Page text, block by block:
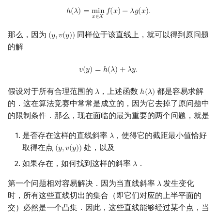
ℎ(𝜆) = min
𝑥∈𝑋 𝑓(𝑥) − 𝜆𝑔(𝑥).
h(λ) =minx∈Xf(x)− λ g(x).
那么，因为 (𝑦,𝑣(𝑦))
(y,v(y))
同样位于该直线上，就可以得到原问题
的解
𝑣(𝑦) = ℎ(𝜆) + 𝜆𝑦.
v( y)= h(λ)+λy .
假设对于所有合理范围的 𝜆
λ ，上述函数 ℎ(𝜆)
h(λ) 都是容易求解
的．这在算法竞赛中常常是成立的，因为它去掉了原问题中
的限制条件．那么，现在面临的最为重要的两个问题，就是
是否存在这样的直线斜率 𝜆
λ ，使得它的截距最小值恰好
取得在点 (𝑦,𝑣(𝑦))
(y,v(y))
处，以及
如果存在，如何找到这样的斜率 𝜆
λ ．
第一个问题相对容易解决．因为当直线斜率 𝜆
λ 发生变化
时，所有这些直线切出的集合（即它们对应的上半平面的
交）必然是一个凸集．因此，这些直线能够经过某个点，当